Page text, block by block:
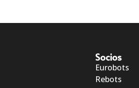
Socios
Eurobots
Rebots